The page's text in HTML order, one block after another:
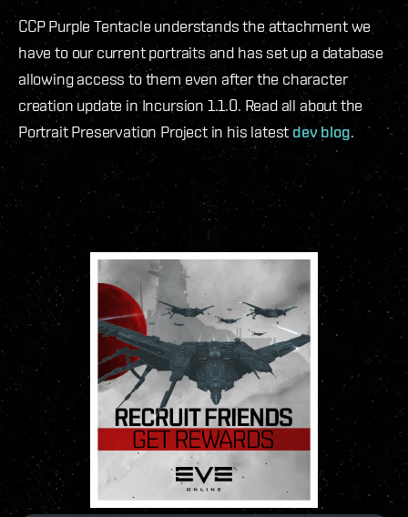
CCP Purple Tentacle understands the attachment we
have to our current portraits and has set up a database
allowing access to them even after the character
creation update in Incursion 1.1.0. Read all about the
Portrait Preservation Project in his latest dev blog.